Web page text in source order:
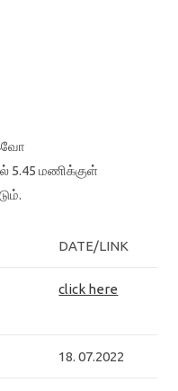
5.45 மணிக்குள்‌
DATE/LINK
click here
18. 07.2022